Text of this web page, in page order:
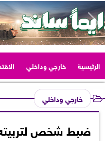
الرئيسية خارجي وداخلي
خارجي وداخلي
ضبط شخص لتربيته